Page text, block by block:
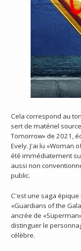
Cela correspond au
sert de matériel
Tomorrow» de 2021,
Evely. J'ai lu «Woman
été immédiatement
aussi non
public.
C'est une saga
«Guardians of the
ancrée de
distinguer le
célèbre.